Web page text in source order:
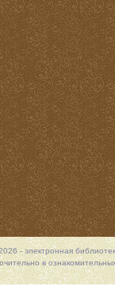
- электронная
в